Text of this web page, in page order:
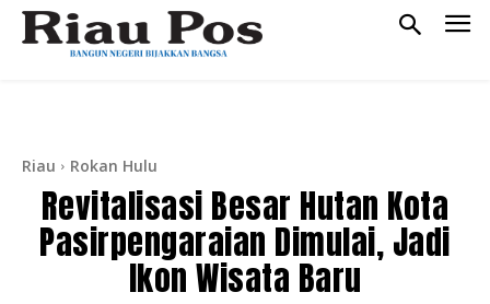
Riau Rokan Hulu
Revitalisasi Besar Hutan Kota
Pasirpengaraian Dimulai, Jadi
Ikon Wisata Baru